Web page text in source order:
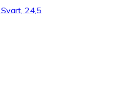
24,5